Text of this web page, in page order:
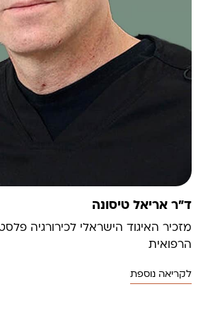
ד"ר אריאל טיסונה
מזכיר האיגוד הישראלי לכירורגיה
הרפואית
לקריאה נוספת